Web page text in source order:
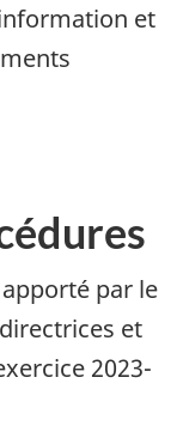
et
par le
et
2023-